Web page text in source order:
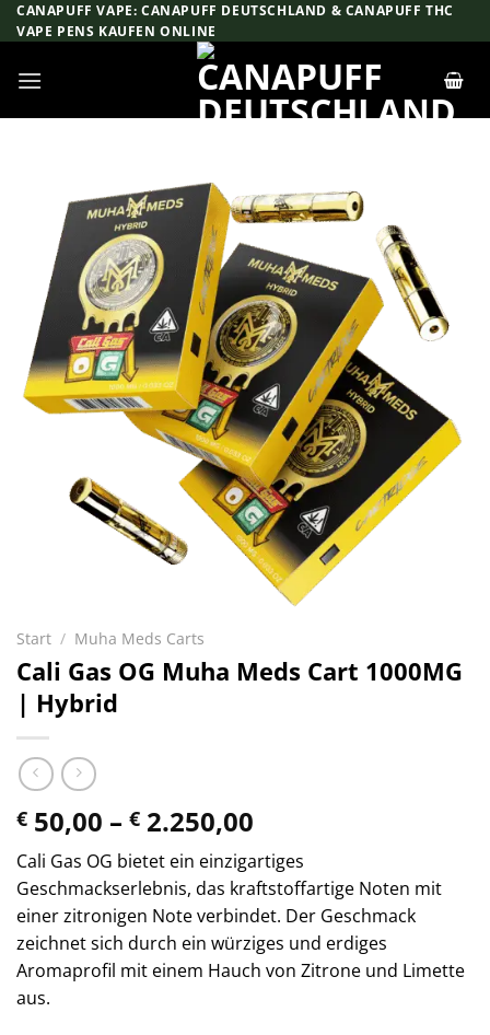
Zum
Inhalt
CANAPUFF VAPE: CANAPUFF DEUTSCHLAND & CANAPUFF THC
VAPE PENS KAUFEN ONLINE
Start / Muha Meds Carts
Cali Gas OG Muha Meds Cart 1000MG
| Hybrid
€ 50,00 – € 2.250,00
€ 50,00
bis
€ 2.250,00
Cali Gas OG bietet ein einzigartiges
Geschmackserlebnis, das kraftstoffartige Noten mit
einer zitronigen Note verbindet. Der Geschmack
zeichnet sich durch ein würziges und erdiges
Aromaprofil mit einem Hauch von Zitrone und Limette
aus.